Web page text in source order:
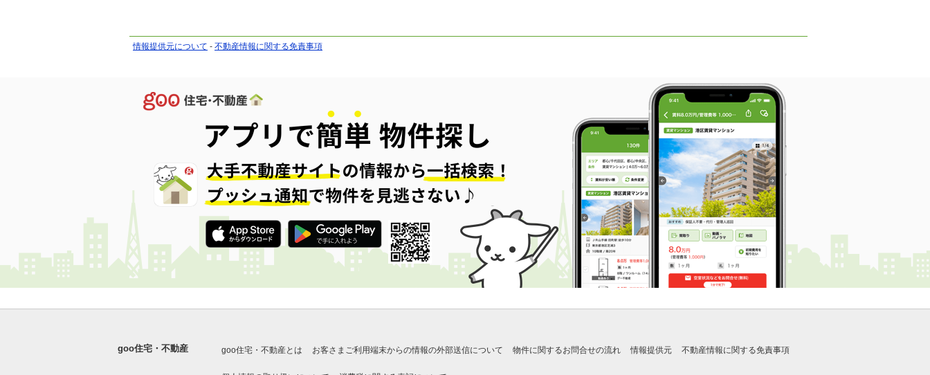
情報提供元について - 不動産情報に関する免責事項
goo住宅・不動産 goo住宅・不動産とは お客さまご利用端末からの情報の外部送信について 物件に関するお問合せの流れ 情報提供元 不動産情報に関する免責事項